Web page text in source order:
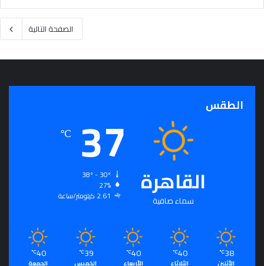
الصفحة التالية
الطقس
القاهرة
سماء صافية
37
℃
27%
2.61 كيلومتر/ساعة
38
℃
الأثنين
40
℃
الثلاثاء
40
℃
الأربعاء
39
℃
الخميس
40
℃
الجمعة